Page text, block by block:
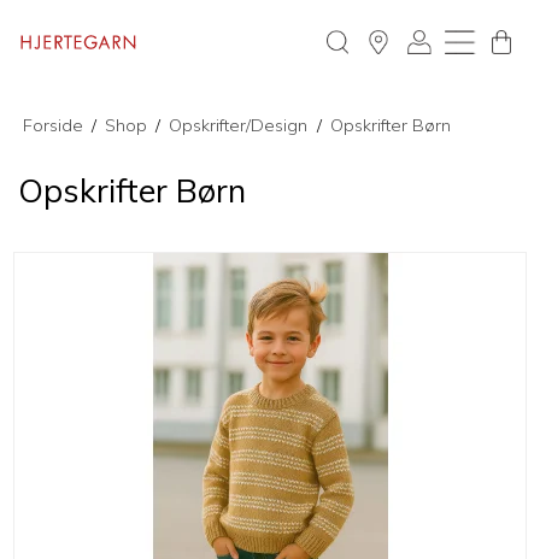
Forside / Shop / Opskrifter/Design / Opskrifter Børn
Opskrifter Børn